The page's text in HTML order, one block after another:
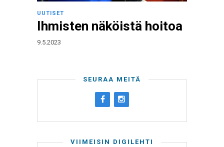
UUTISET
Ihmisten näköistä hoitoa
9.5.2023
SEURAA MEITÄ
VIIMEISIN DIGILEHTI